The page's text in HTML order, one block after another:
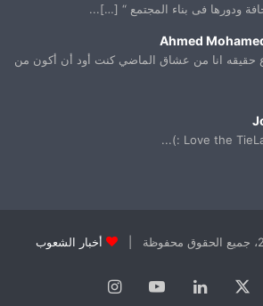
ودورها فى بناء المجتمع “ […]...
Ahmed
حقيقه انا من عشاق الماضي كنت أود أن أكون من
Love the
أخبار الشعوب
لينكدإن يوتيوب